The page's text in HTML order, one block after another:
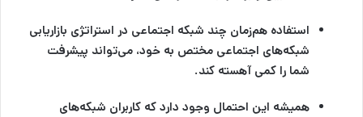
استفاده هم‌زمان چند شبکه اجتماعی در استراتژی بازاریابی
شبکه‌های اجتماعی مختص به خود، می‌تواند پیشرفت
شما را کمی آهسته کند.
همیشه این احتمال وجود دارد که کاربران شبکه‌های